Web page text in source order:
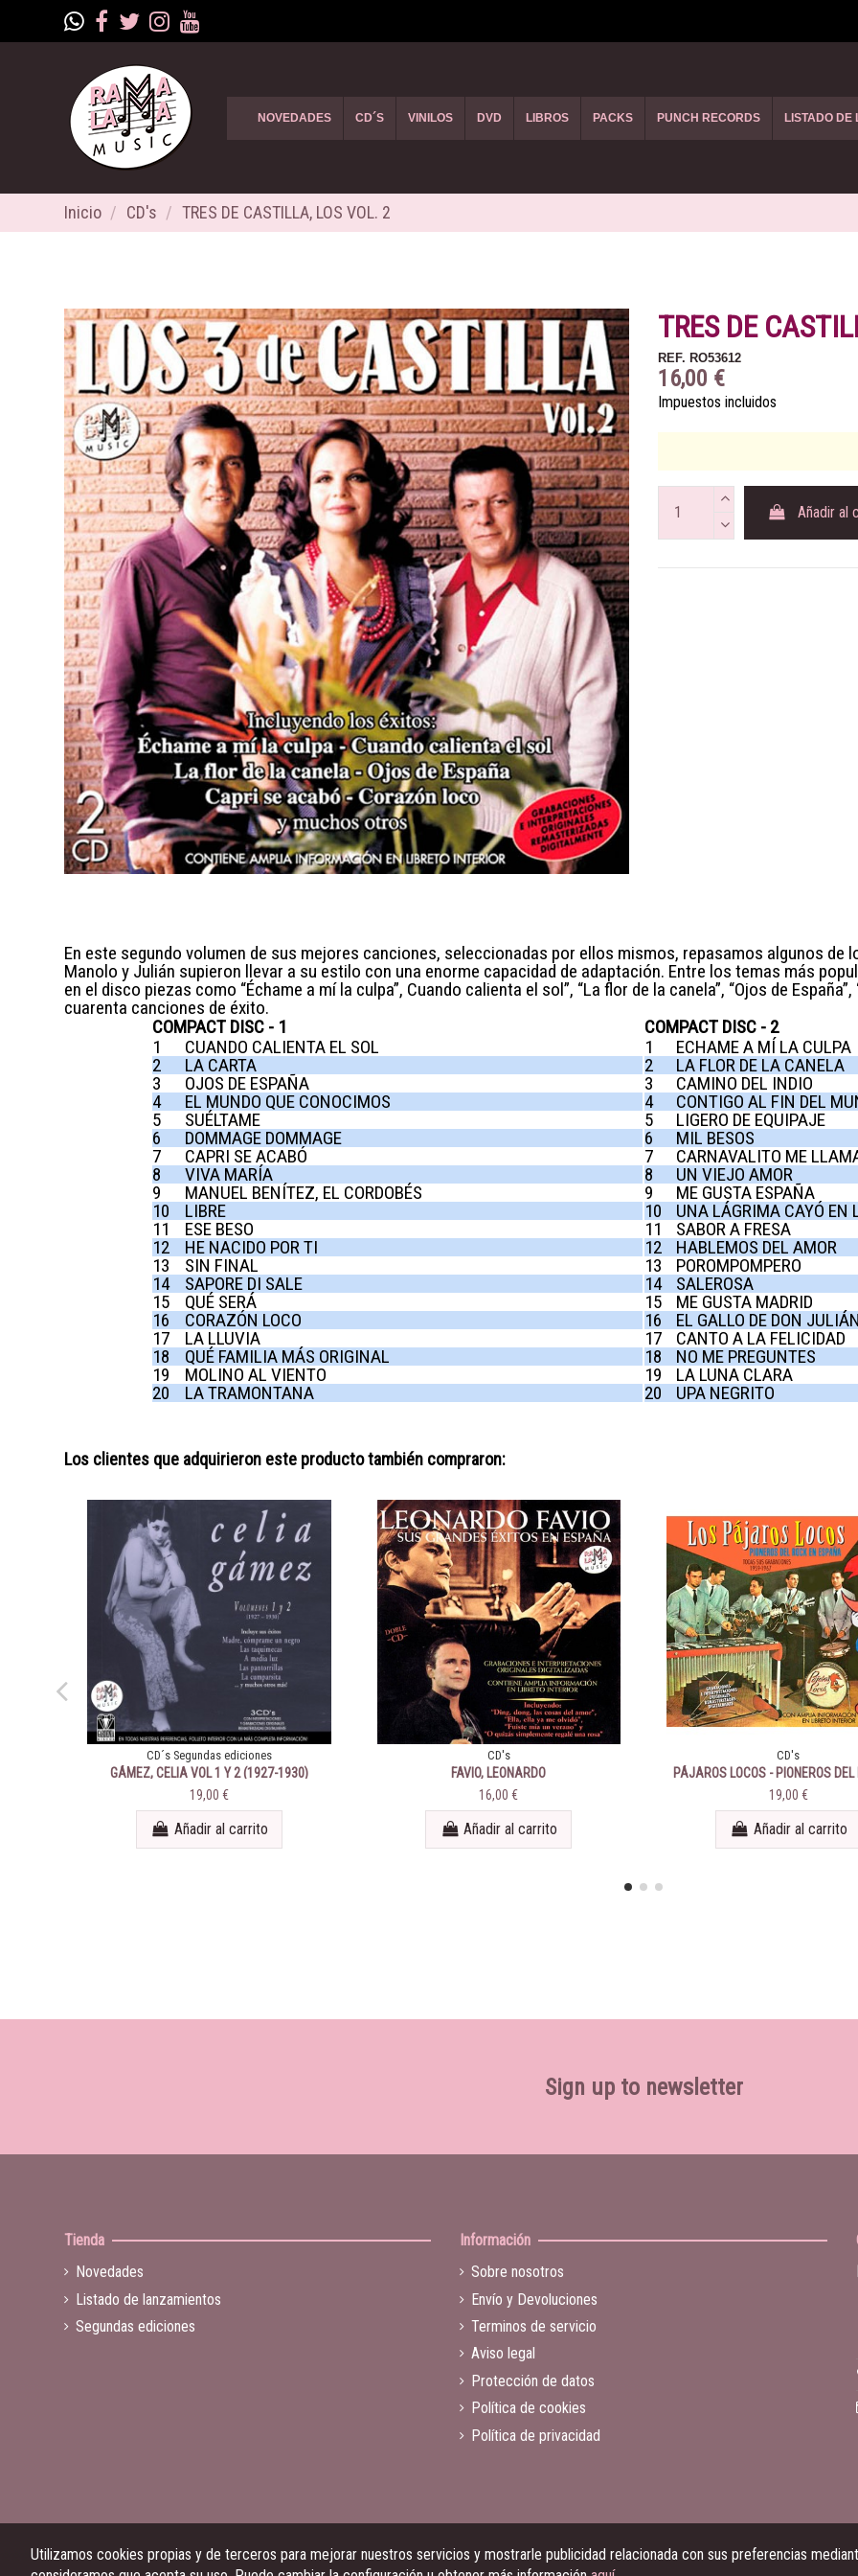
NOVEDADES CD´S VINILOS DVD LIBROS PACKS PUNCH RECORDS LISTADO DE
Inicio CD's TRES DE CASTILLA, LOS VOL. 2
TRES DE
REF. RO53612
16,00 €
Impuestos incluidos
Añadir al
En este segundo volumen de sus mejores canciones, seleccionadas por ellos mismos, repasamos algunos de
Manolo y Julián supieron llevar a su estilo con una enorme capacidad de adaptación. Entre los temas más
en el disco piezas como “Échame a mí la culpa”, Cuando calienta el sol”, “La flor de la canela”, “Ojos de
cuarenta canciones de éxito.
COMPACT DISC - 1
COMPACT DISC - 2
1
CUANDO CALIENTA EL SOL
2
LA CARTA
3
OJOS DE ESPAÑA
4
EL MUNDO QUE CONOCIMOS
5
SUÉLTAME
6
DOMMAGE DOMMAGE
7
CAPRI SE ACABÓ
8
VIVA MARÍA
9
MANUEL BENÍTEZ, EL CORDOBÉS
10
LIBRE
11
ESE BESO
12
HE NACIDO POR TI
13
SIN FINAL
14
SAPORE DI SALE
15
QUÉ SERÁ
16
CORAZÓN LOCO
17
LA LLUVIA
18
QUÉ FAMILIA MÁS ORIGINAL
19
MOLINO AL VIENTO
20
LA TRAMONTANA
1
ECHAME A MÍ LA CULPA
2
LA FLOR DE LA CANELA
3
CAMINO DEL INDIO
4
CONTIGO AL FIN DEL
5
LIGERO DE EQUIPAJE
6
MIL BESOS
7
CARNAVALITO ME
8
UN VIEJO AMOR
9
ME GUSTA ESPAÑA
10
UNA LÁGRIMA CAYÓ EN
11
SABOR A FRESA
12
HABLEMOS DEL AMOR
13
POROMPOMPERO
14
SALEROSA
15
ME GUSTA MADRID
16
EL GALLO DE DON
17
CANTO A LA FELICIDAD
18
NO ME PREGUNTES
19
LA LUNA CLARA
20
UPA NEGRITO
Los clientes que adquirieron este producto también compraron:
CD´s Segundas ediciones
GÁMEZ, CELIA VOL 1 Y 2 (1927-1930)
19,00 €
Añadir al carrito
CD's
FAVIO, LEONARDO
16,00 €
Añadir al carrito
CD's
PÁJAROS LOCOS - PIONEROS DEL
ESPAÑA - TODAS SUS
1967
19,00 €
Añadir al carrito
Sign up to newsletter
Tienda
Novedades
Listado de lanzamientos
Segundas ediciones
Información
Sobre nosotros
Envío y Devoluciones
Terminos de servicio
Aviso legal
Protección de datos
Política de cookies
Política de privacidad
Utilizamos cookies propias y de terceros para mejorar nuestros servicios y mostrarle publicidad relacionada con sus preferencias